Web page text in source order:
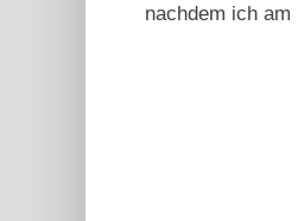
nachdem ich am